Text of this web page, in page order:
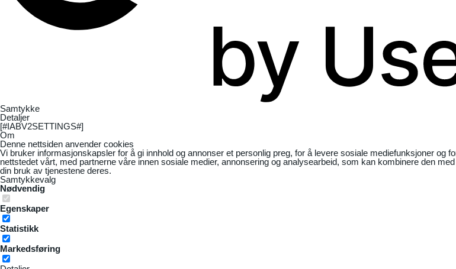
Samtykke
Detaljer
[#IABV2SETTINGS#]
Om
Denne nettsiden anvender cookies
Vi bruker informasjonskapsler for å gi innhold og annonser et personlig preg, for å levere sosiale mediefunksjoner og
nettstedet vårt, med partnerne våre innen sosiale medier, annonsering og analysearbeid, som kan kombinere den
din bruk av tjenestene deres.
Samtykkevalg
Nødvendig
Egenskaper
Statistikk
Markedsføring